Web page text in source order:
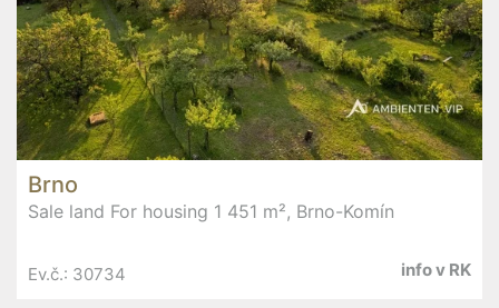
Brno
Sale land For housing 1 451 m², Brno-Komín
Ev.č.: 30734 info v RK